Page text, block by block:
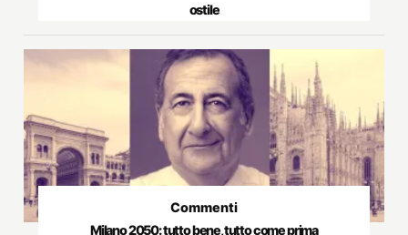
ostile
Commenti
Milano 2050: tutto bene, tutto come prima